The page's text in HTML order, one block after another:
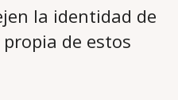
la identidad de
de estos